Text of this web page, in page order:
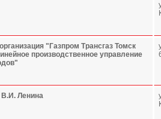
"Газпром Трансгаз Томск
производственное управление
В.И. Ленина